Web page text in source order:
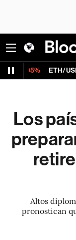
1,893.57 -
Los
Altos
pronostican